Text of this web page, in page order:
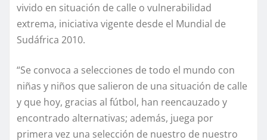
vivido en situación de calle o vulnerabilidad
extrema, iniciativa vigente desde el Mundial de
Sudáfrica 2010.
“Se convoca a selecciones de todo el mundo con
niñas y niños que salieron de una situación de calle
y que hoy, gracias al fútbol, han reencauzado y
encontrado alternativas; además, juega por
primera vez una selección de nuestro de nuestro